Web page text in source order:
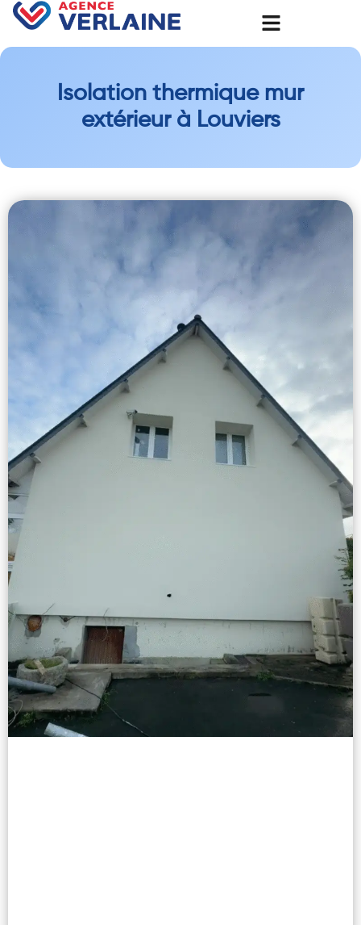
Isolation thermique mur
extérieur à Louviers